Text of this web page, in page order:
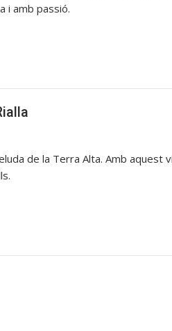
i amb passió.
de la Terra Alta. Amb aquest